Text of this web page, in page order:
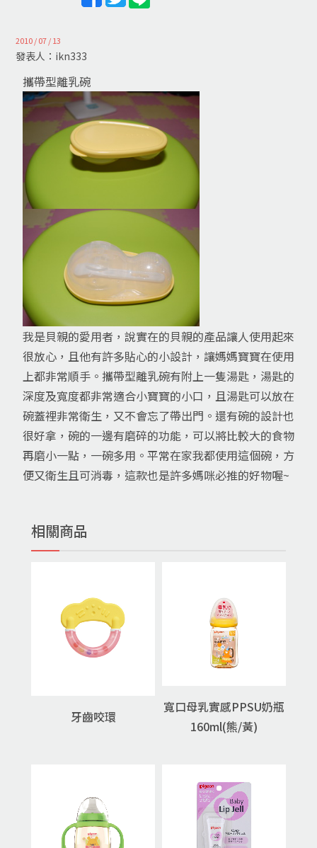
2010 / 07 / 13
發表人：ikn333
攜帶型離乳碗
我是貝親的愛用者，說實在的貝親的產品讓人使用起來
很放心，且他有許多貼心的小設計，讓媽媽寶寶在使用
上都非常順手。攜帶型離乳碗有附上一隻湯匙，湯匙的
深度及寬度都非常適合小寶寶的小口，且湯匙可以放在
碗蓋裡非常衛生，又不會忘了帶出門。還有碗的設計也
很好拿，碗的一邊有磨碎的功能，可以將比較大的食物
再磨小一點，一碗多用。平常在家我都使用這個碗，方
便又衛生且可消毒，這款也是許多媽咪必推的好物喔~
相關商品
牙齒咬環
寬口母乳實感PPSU奶瓶
160ml(熊/黃)